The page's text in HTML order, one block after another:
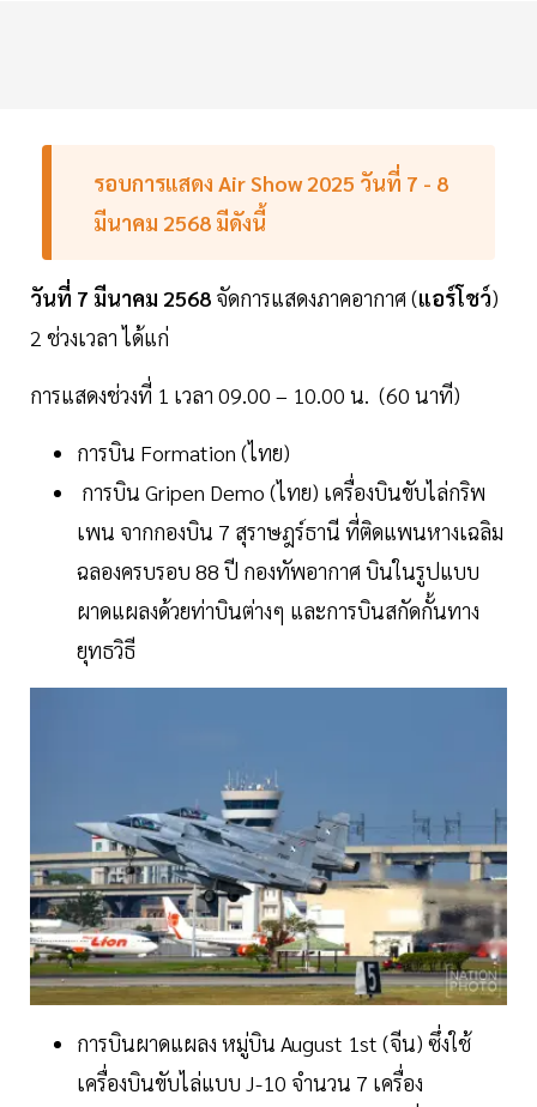
รอบการแสดง AirShow 2025 วันที่ 7 - 8
มีนาคม 2568 มีดังนี้
วันที่ 7 มีนาคม 2568 จัดการแสดงภาคอากาศ (แอร์โชว์)
2 ช่วงเวลา ได้แก่
การแสดงช่วงที่ 1 เวลา 09.00 – 10.00 น. (60 นาที)
การบิน Formation (ไทย)
การบิน Gripen Demo (ไทย) เครื่องบินขับไล่กริพ
เพน จากกองบิน 7 สุราษฎร์ธานี ที่ติดแพนหางเฉลิม
ฉลองครบรอบ 88 ปี กองทัพอากาศ บินในรูปแบบ
ผาดแผลงด้วยท่าบินต่างๆ และการบินสกัดกั้นทาง
ยุทธวิธี
การบินผาดแผลง หมู่บิน August 1st (จีน) ซึ่งใช้
เครื่องบินขับไล่แบบ J-10 จำนวน 7 เครื่อง